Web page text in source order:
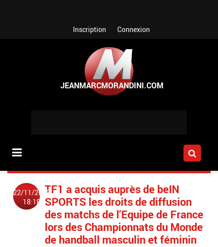
Inscription Connexion
22/11/2018
18:18
TF1 a acquis auprès de beIN
SPORTS les droits de diffusion
des matchs de l'Equipe de France
lors des Championnats du Monde
de handball masculin et féminin